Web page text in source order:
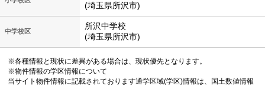
(埼玉県所沢市)
中学校区
所沢中学校
(埼玉県所沢市)
※各種情報と現状に差異がある場合は、現状優先となります。
※物件情報の学区情報について
当サイト物件情報に記載されております通学区域(学区)情報は、国土数値情報